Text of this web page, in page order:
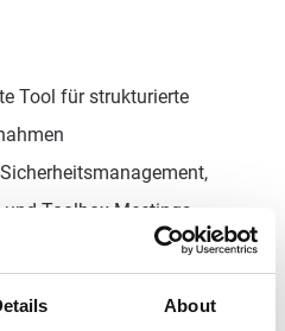
About
Tool für strukturierte
Toolbox-Meetings
Abnahmen sowie